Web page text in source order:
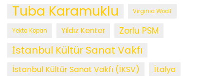
Tuba Karamuklu Virginia Woolf
Yekta Kopan Yıldız Kenter Zorlu PSM
İstanbul Kültür Sanat Vakfı
İstanbul Kültür Sanat Vakfı (İKSV) İtalya